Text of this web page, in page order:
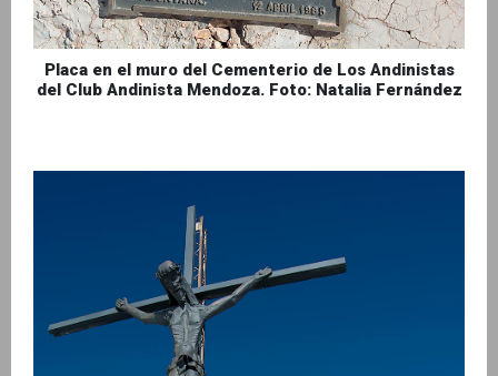
Placa en el muro del Cementerio de Los Andinistas
del Club Andinista Mendoza. Foto: Natalia Fernández